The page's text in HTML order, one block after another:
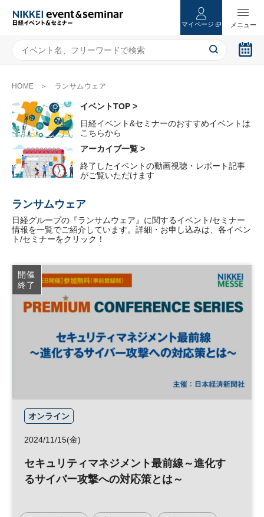
マイページ
HOME ランサムウェア
イベントTOP >
日経イベント&セミナーのおすすめイベントは
こちらから
アーカイブ一覧 >
終了したイベントの動画視聴・レポート記事
がご覧いただけます
ランサムウェア
日経グループの『ランサムウェア』に関するイベント/セミナー
情報を一覧でご紹介しています。詳細・お申し込みは、各イベン
ト/セミナーをクリック！
開催
終了
オンライン
2024/11/15(金)
セキュリティマネジメント最前線～進化す
るサイバー攻撃への対応策とは～